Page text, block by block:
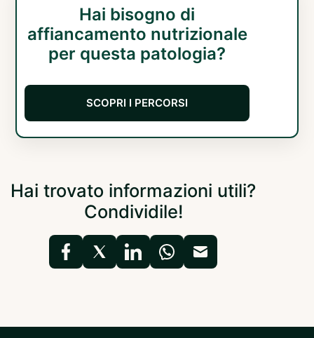
Hai bisogno di
affiancamento nutrizionale
per questa patologia?
SCOPRI I PERCORSI
Hai trovato informazioni utili?
Condividile!